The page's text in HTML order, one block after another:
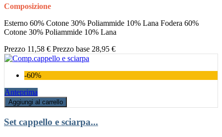
Composizione
Esterno 60% Cotone 30% Poliammide 10% Lana Fodera 60%
Cotone 30% Poliammide 10% Lana
Prezzo 11,58 € Prezzo base 28,95 €
-60%
Anteprima
Aggiungi al carrello
Set cappello e sciarpa...